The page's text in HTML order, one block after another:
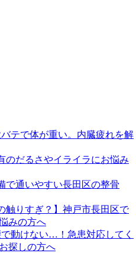
テで体が重い。内臓疲れを解
のだるさやイライラにお悩み
で通いやすい長田区の整骨
触りすぎ？】神戸市長田区で
みの方へ
動けない…！急患対応してく
探しの方へ